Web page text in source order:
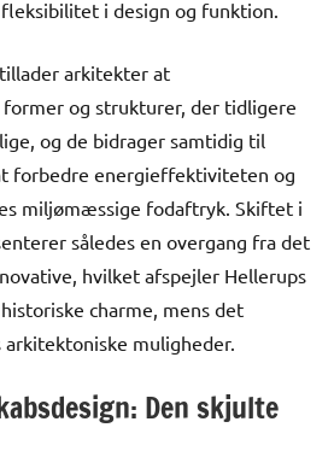
i design og funktion.
arkitekter at
og strukturer, der tidligere
og de bidrager samtidig til
forbedre energieffektiviteten og
miljømæssige fodaftryk. Skiftet i
således en overgang fra det
hvilket afspejler Hellerups
charme, mens det
muligheder.
Den skjulte